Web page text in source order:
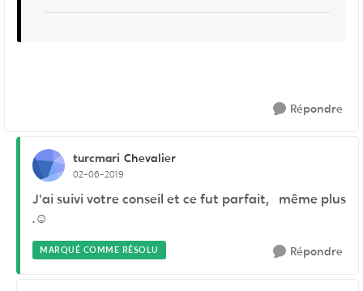
Répondre
turcmari Chevalier
02-06-2019
J'ai suivi votre conseil et ce fut parfait, même plus
.☺
MARQUÉ COMME RÉSOLU Répondre